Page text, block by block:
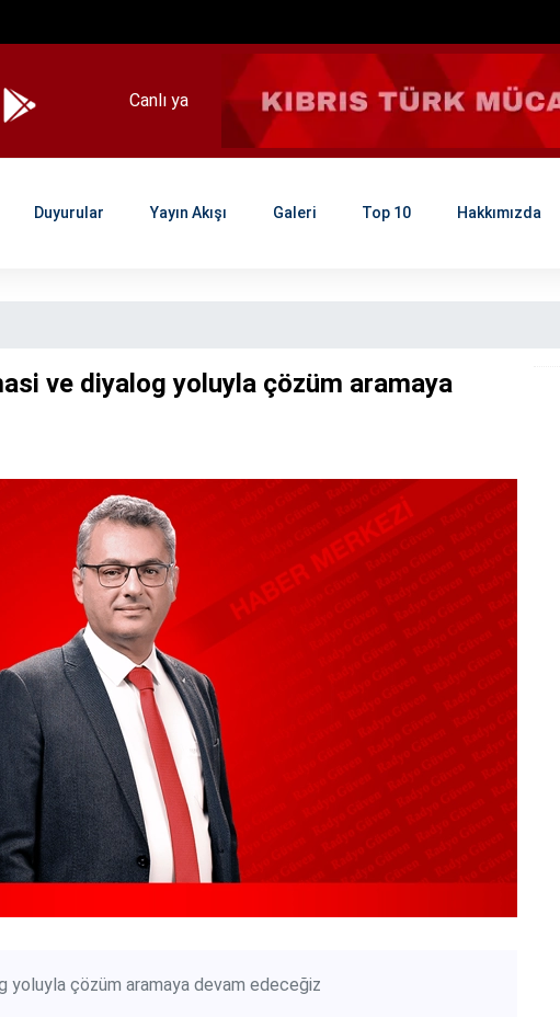
Canlı yayını dinlenemek için tıklayınız..
Duyurular Yayın Akışı Galeri Top 10 Hakkımızda
ve diyalog yoluyla çözüm aramaya
yoluyla çözüm aramaya devam edeceğiz